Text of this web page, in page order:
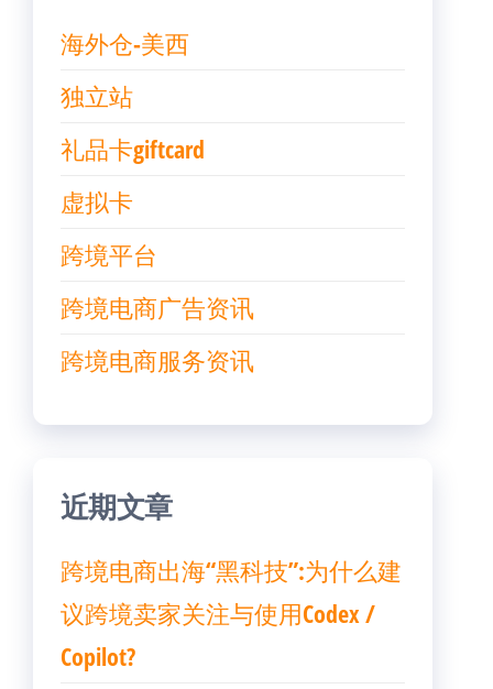
海外仓-美西
独立站
礼品卡giftcard
虚拟卡
跨境平台
跨境电商广告资讯
跨境电商服务资讯
近期文章
跨境电商出海“黑科技”:为什么建
议跨境卖家关注与使用Codex /
Copilot?